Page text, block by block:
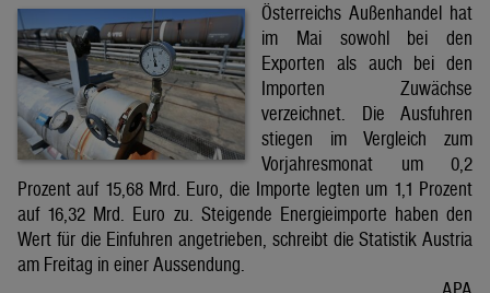
Österreichs Außenhandel hat
im Mai sowohl bei den
Exporten als auch bei den
Importen Zuwächse
verzeichnet. Die Ausfuhren
stiegen im Vergleich zum
Vorjahresmonat um 0,2
Prozent auf 15,68 Mrd. Euro, die Importe legten um 1,1 Prozent
auf 16,32 Mrd. Euro zu. Steigende Energieimporte haben den
Wert für die Einfuhren angetrieben, schreibt die Statistik Austria
am Freitag in einer Aussendung.